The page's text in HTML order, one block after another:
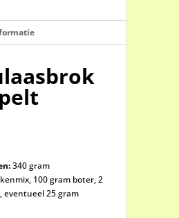
340 gram
100 gram boter, 2
eventueel 25 gram